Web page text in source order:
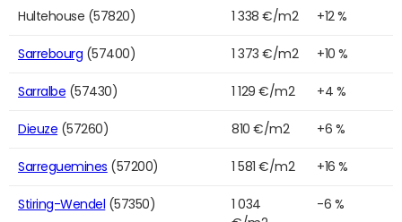
Hultehouse (57820) 1 338 €/m2 +12 %
Sarrebourg (57400) 1 373 €/m2 +10 %
Sarralbe (57430) 1 129 €/m2 +4 %
Dieuze (57260) 810 €/m2 +6 %
Sarreguemines (57200) 1 581 €/m2 +16 %
Stiring-Wendel (57350)
1 034
-6 %